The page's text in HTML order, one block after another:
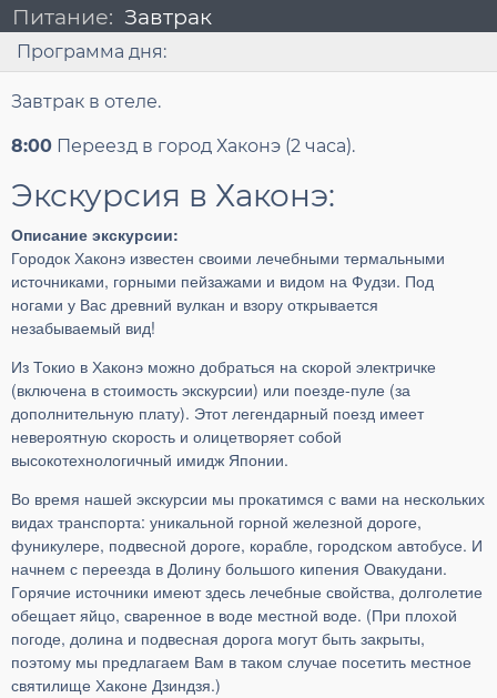
Питание: Завтрак
Программа дня:
Завтрак в отеле.
8:00 Переезд в город Хаконэ (2 часа).
Экскурсия в Хаконэ:
Описание экскурсии:
Городок Хаконэ известен своими лечебными термальными
источниками, горными пейзажами и видом на Фудзи. Под
ногами у Вас древний вулкан и взору открывается
незабываемый вид!
Из Токио в Хаконэ можно добраться на скорой электричке
(включена в стоимость экскурсии) или поезде-пуле (за
дополнительную плату). Этот легендарный поезд имеет
невероятную скорость и олицетворяет собой
высокотехнологичный имидж Японии.
Во время нашей экскурсии мы прокатимся с вами на нескольких
видах транспорта: уникальной горной железной дороге,
фуникулере, подвесной дороге, корабле, городском автобусе. И
начнем с переезда в Долину большого кипения Овакудани.
Горячие источники имеют здесь лечебные свойства, долголетие
обещает яйцо, сваренное в воде местной воде. (При плохой
погоде, долина и подвесная дорога могут быть закрыты,
поэтому мы предлагаем Вам в таком случае посетить местное
святилище Хаконе Дзиндзя.)